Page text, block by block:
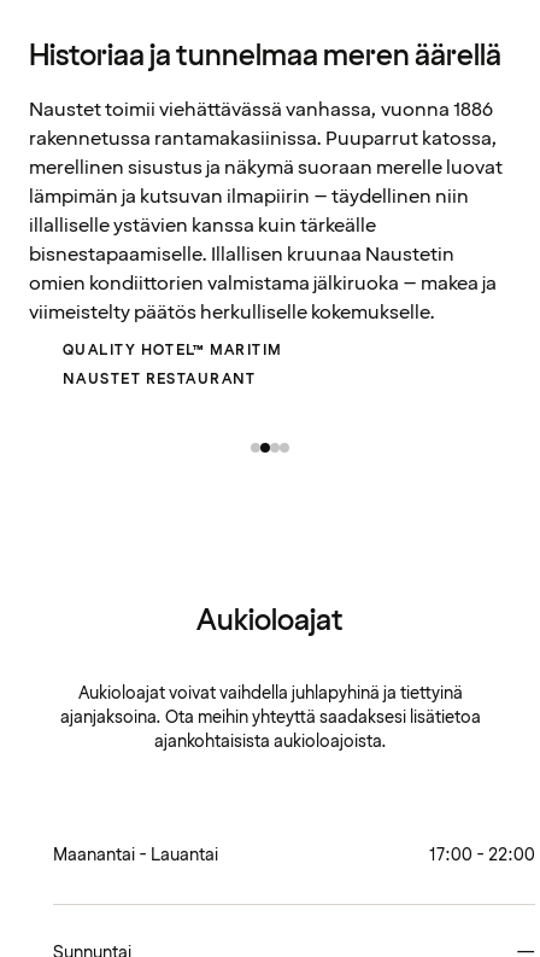
Historiaa ja tunnelmaa meren äärellä
Naustet toimii viehättävässä vanhassa, vuonna 1886
rakennetussa rantamakasiinissa. Puuparrut katossa,
merellinen sisustus ja näkymä suoraan merelle luovat
lämpimän ja kutsuvan ilmapiirin – täydellinen niin
illalliselle ystävien kanssa kuin tärkeälle
bisnestapaamiselle. Illallisen kruunaa Naustetin
omien kondiittorien valmistama jälkiruoka – makea ja
viimeistelty päätös herkulliselle kokemukselle.
QUALITY HOTEL™ MARITIM
NAUSTET RESTAURANT
Aukioloajat
Aukioloajat voivat vaihdella juhlapyhinä ja tiettyinä
ajanjaksoina. Ota meihin yhteyttä saadaksesi lisätietoa
ajankohtaisista aukioloajoista.
Maanantai - Lauantai 17:00 - 22:00